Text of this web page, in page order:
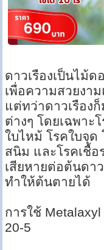
ดาวเรืองเป็นไม้
เพื่อความสวยงา
แต่ทว่าดาวเรือง
ต่างๆ โดยเฉพาะ
ใบไหม้ โรคใบจุด
สนิม และโรคเชื้อ
เสียหายต่อต้นดา
ทำให้ต้นตายได้
การใช้
20-5